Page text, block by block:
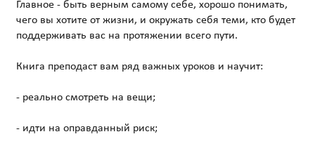
Главное - быть верным самому себе, хорошо понимать,
чего вы хотите от жизни, и окружать себя теми, кто будет
поддерживать вас на протяжении всего пути.
Книга преподаст вам ряд важных уроков и научит:
- реально смотреть на вещи;
- идти на оправданный риск;